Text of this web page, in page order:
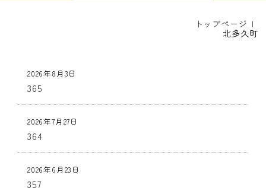
住宅
土地
価格帯を選択
0〜50万円
101〜300万円
501〜800万円
801〜1000万円
1001万円以上
トップページ
北多久町
2026年8月3日
365
2026年7月27日
364
2026年6月23日
357